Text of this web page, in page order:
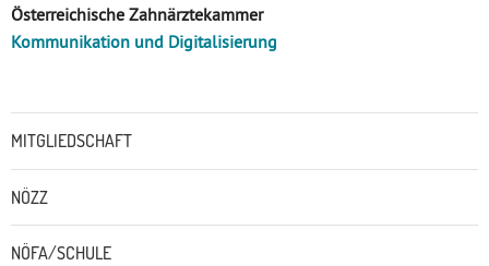
Österreichische Zahnärztekammer
Kommunikation und Digitalisierung
MITGLIEDSCHAFT
NÖZZ
NÖFA/SCHULE